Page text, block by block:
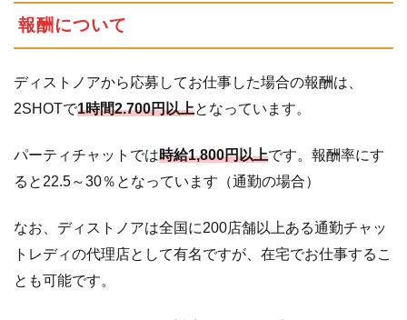
報酬について
ディストノアから応募してお仕事した場合の報酬は、
2SHOTで1時間2.700円以上となっています。
パーティチャットでは時給1,800円以上です。報酬率にす
ると22.5～30％となっています（通勤の場合）
なお、ディストノアは全国に200店舗以上ある通勤チャッ
トレディの代理店として有名ですが、在宅でお仕事するこ
とも可能です。